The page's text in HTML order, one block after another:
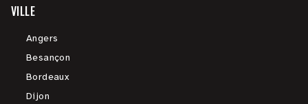
VILLE
Angers
Besançon
Bordeaux
Dijon